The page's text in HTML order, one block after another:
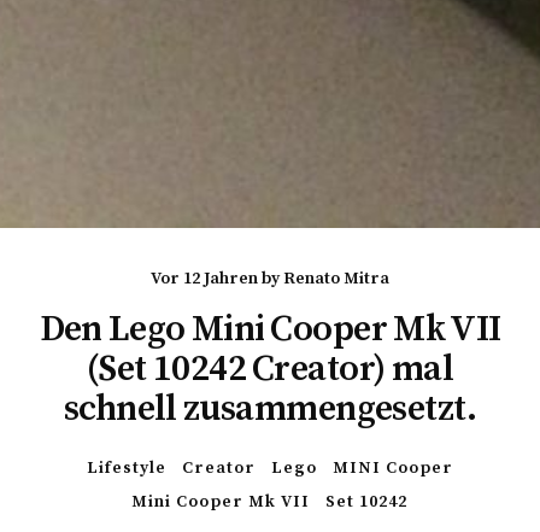
vor 12 JahrenbyRenato Mitra
Den Lego Mini Cooper Mk VII
(Set 10242 Creator) mal
schnell zusammengesetzt.
Lifestyle Creator Lego
MINI Cooper
Mini Cooper Mk VII
Set 10242